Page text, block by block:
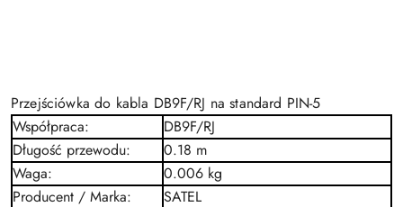
Przejściówka do kabla DB9F/RJ na standard PIN-5
Współpraca:
DB9F/RJ
Długość przewodu:
0.18 m
Waga:
0.006 kg
Producent / Marka:
SATEL